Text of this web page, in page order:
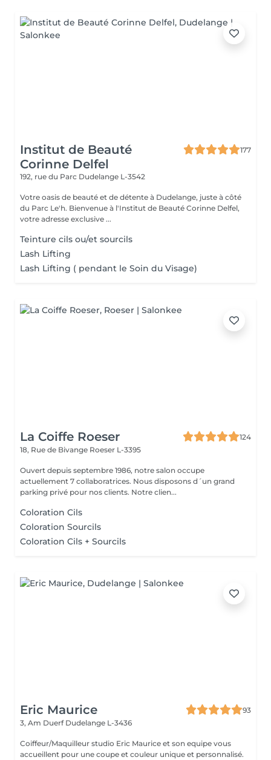
Institut de Beauté
Corinne Delfel
177
192, rue du Parc Dudelange L-3542
Votre oasis de beauté et de détente à Dudelange, juste à côté
du Parc Le'h. Bienvenue à l'Institut de Beauté Corinne Delfel,
votre adresse exclusive ...
Teinture cils ou/et sourcils
Lash Lifting
Lash Lifting ( pendant le Soin du Visage)
La Coiffe Roeser
124
18, Rue de Bivange Roeser L-3395
Ouvert depuis septembre 1986, notre salon occupe
actuellement 7 collaboratrices. Nous disposons d´un grand
parking privé pour nos clients. Notre clien...
Coloration Cils
Coloration Sourcils
Coloration Cils + Sourcils
Eric Maurice
93
3, Am Duerf Dudelange L-3436
Coiffeur/Maquilleur studio Eric Maurice et son equipe vous
accueillent pour une coupe et couleur unique et personnalisé.